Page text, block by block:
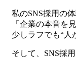
私のSNS採用の
「企業の本音を
少しラフでも“人
そして、SNS採